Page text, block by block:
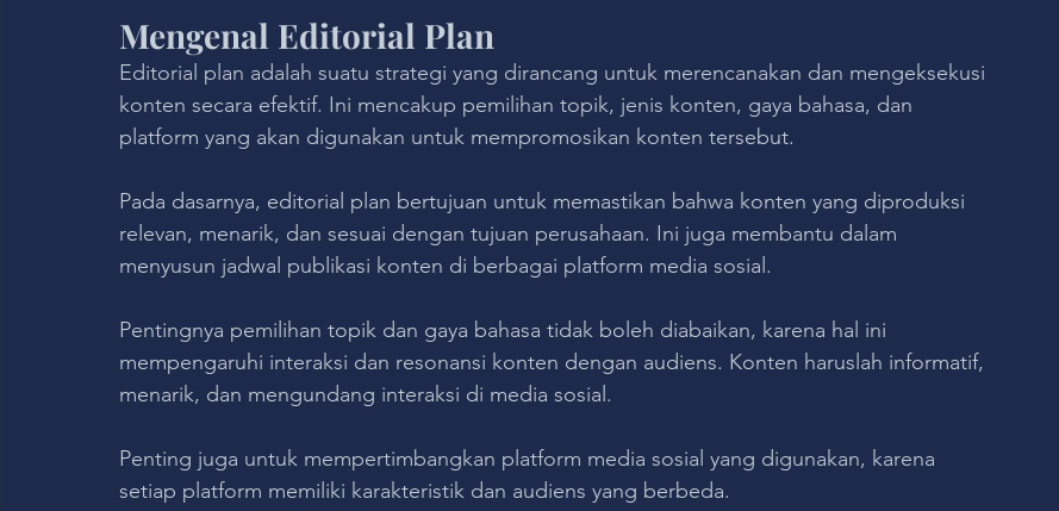
Mengenal Editorial Plan
Editorial plan adalah suatu strategi yang dirancang untuk merencanakan dan mengeksekusi
konten secara efektif. Ini mencakup pemilihan topik, jenis konten, gaya bahasa, dan
platform yang akan digunakan untuk mempromosikan konten tersebut.
Pada dasarnya, editorial plan bertujuan untuk memastikan bahwa konten yang diproduksi
relevan, menarik, dan sesuai dengan tujuan perusahaan. Ini juga membantu dalam
menyusun jadwal publikasi konten di berbagai platform media sosial.
Pentingnya pemilihan topik dan gaya bahasa tidak boleh diabaikan, karena hal ini
mempengaruhi interaksi dan resonansi konten dengan audiens. Konten haruslah informatif,
menarik, dan mengundang interaksi di media sosial.
Penting juga untuk mempertimbangkan platform media sosial yang digunakan, karena
setiap platform memiliki karakteristik dan audiens yang berbeda.